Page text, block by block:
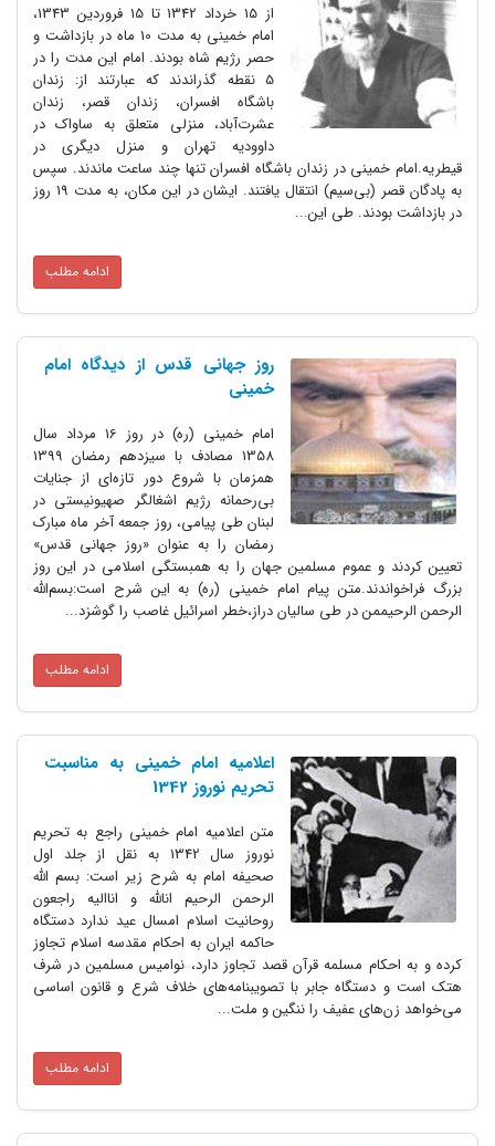
از 15 خرداد 1342 تا 15 فروردین 1343،
امام خمینی به مدت 10 ماه در بازداشت و
حصر رژیم شاه بودند. امام این مدت را در
5 نقطه گذراندند که عبارتند از: زندان
باشگاه افسران، زندان قصر، زندان
عشرت‌آباد، منزلی متعلق به ساواک در
داوودیه تهران و منزل دیگری در
قیطریه.امام خمینی در زندان باشگاه افسران تنها چند ساعت ماندند. سپس
به پادگان قصر (بی‌سیم) انتقال یافتند. ایشان در این مکان، به مدت 19 روز
در بازداشت بودند. طی این...
ادامه مطلب
روز جهانی قدس از دیدگاه امام
خمینی
امام خمینی (ره) در روز 16 مرداد سال
1358 مصادف با سیزدهم رمضان 1399
همزمان با شروع دور تازه‌ای از جنایات
بی‌رحمانه رژیم اشغالگر صهیونیستی در
لبنان طی پیامی، روز جمعه آخر ماه مبارک
رمضان را به عنوان «روز جهانی قدس»
تعیین کردند و عموم مسلمین جهان را به همبستگی اسلامی در این روز
بزرگ فراخواندند.متن پیام امام خمینی (ره) به این شرح است:بسم‌الله
الرحمن الرحیممن در طی سالیان دراز،‌خطر اسرائیل غاصب را گوشزد...
ادامه مطلب
اعلامیه امام خمینی به مناسبت
تحریم نوروز 1342
متن اعلامیه امام خمینی راجع به تحریم
نوروز سال 1342 به نقل از جلد اول
صحیفه امام به شرح زیر است: بسم الله
الرحمن الرحیم انالله و اناالیه راجعون
روحانیت اسلام امسال عید ندارد دستگاه
حاکمه ایران به احکام مقدسه اسلام تجاوز
کرده و به احکام مسلمه قرآن قصد تجاوز دارد، نوامیس مسلمین در شرف
هتک است و دستگاه جابر با تصویبنامه‌های خلاف شرع و قانون اساسی
می‌خواهد زن‌های عفیف را ننگین و ملت...
ادامه مطلب